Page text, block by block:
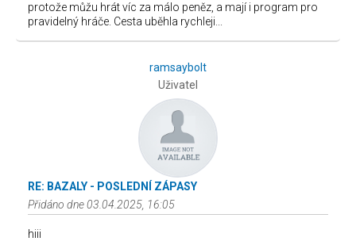
protože můžu hrát víc za málo peněz, a mají i program pro
pravidelný hráče. Cesta uběhla rychleji...
ramsaybolt
Uživatel
RE: BAZALY - POSLEDNÍ ZÁPASY
Přidáno dne 03.04.2025, 16:05
hiii